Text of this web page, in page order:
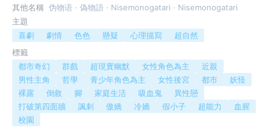
其他名稱 伪物语 · 偽物語 · Nisemonogatari · Nisemonogatari
主題
喜劇
劇情 色色 懸疑 心理描寫
超自然
標籤
都市奇幻
群戲 超現實幽默 女性角色為主
近親
男性主角
哲學 青少年角色為主 女性後宮 都市
妖怪
裸露
倒敘 腳 家庭生活 吸血鬼
異性戀
打破第四面牆
諷刺 傲嬌 冷嬌 假小子 超能力
血腥
校園